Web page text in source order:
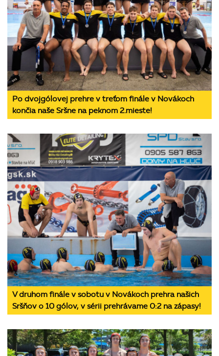
Po dvojgólovej prehre v treťom finále v Novákoch
končia naše Sršne na peknom 2.mieste!
V druhom finále v sobotu v Novákoch prehra našich
Sršňov o 10 gólov, v sérii prehrávame 0:2 na zápasy!